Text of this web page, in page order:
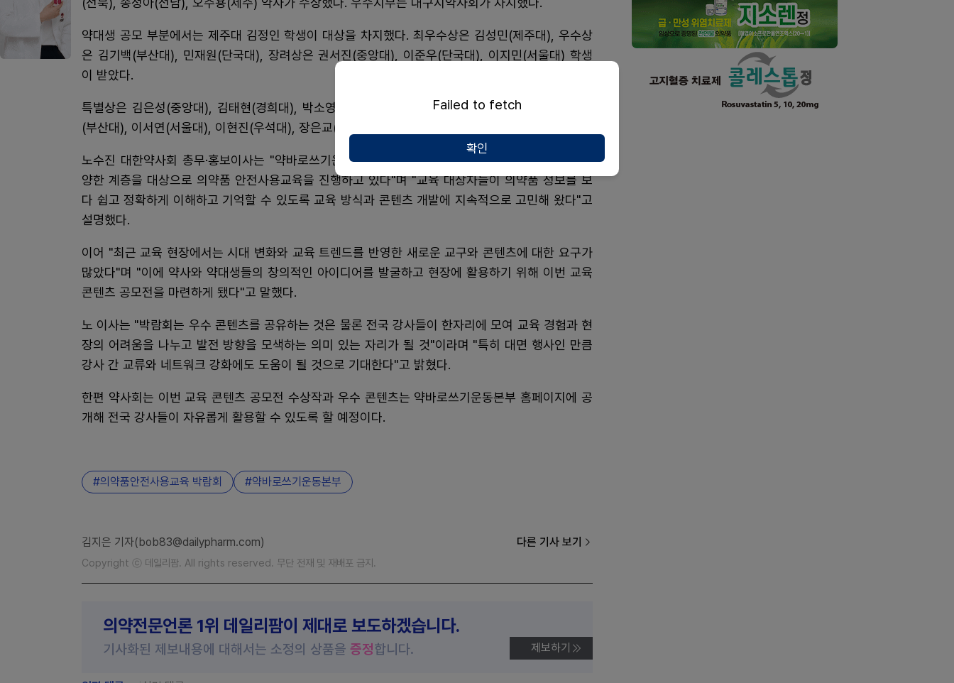
약대생 공모 부분에서는 제주대 김정인 학생이 대상을 차지했다. 최우수상은 김성민(제주대), 우수상
은 김기백(부산대), 민재원(단국대), 장려상은 권서진(중앙대), 이준우(단국대), 이지민(서울대) 학생
이 받았다.
특별상은 김은성(중앙대), 김태현(경희대), 박소영(경상대), 박요한(전북대), 안재철(강원대), 이묘진
(부산대), 이서연(서울대), 이현진(우석대), 장은교(중앙대), 정승환(고려대) 학생이 수상했다.
노수진 대한약사회 총무·홍보이사는 "약바로쓰기운동본부는 유치원생부터 노인, 요양보호사까지 다
양한 계층을 대상으로 의약품 안전사용교육을 진행하고 있다"며 "교육 대상자들이 의약품 정보를 보
다 쉽고 정확하게 이해하고 기억할 수 있도록 교육 방식과 콘텐츠 개발에 지속적으로 고민해 왔다"고
설명했다.
이어 "최근 교육 현장에서는 시대 변화와 교육 트렌드를 반영한 새로운 교구와 콘텐츠에 대한 요구가
많았다"며 "이에 약사와 약대생들의 창의적인 아이디어를 발굴하고 현장에 활용하기 위해 이번 교육
콘텐츠 공모전을 마련하게 됐다"고 말했다.
노 이사는 "박람회는 우수 콘텐츠를 공유하는 것은 물론 전국 강사들이 한자리에 모여 교육 경험과 현
장의 어려움을 나누고 발전 방향을 모색하는 의미 있는 자리가 될 것"이라며 "특히 대면 행사인 만큼
강사 간 교류와 네트워크 강화에도 도움이 될 것으로 기대한다"고 밝혔다.
한편 약사회는 이번 교육 콘텐츠 공모전 수상작과 우수 콘텐츠는 약바로쓰기운동본부 홈페이지에 공
개해 전국 강사들이 자유롭게 활용할 수 있도록 할 예정이다.
의약품안전사용교육 박람회 약바로쓰기운동본부
김지은 기자(bob83@dailypharm.com) 다른 기사 보기
Copyright ⓒ 데일리팜. All rights reserved. 무단 전재 및 재배포 금지.
의약전문언론 1위 데일리팜이 제대로 보도하겠습니다.
기사화된 제보내용에 대해서는 소정의 상품을 증정합니다. 제보하기
Failed to fetch
확인